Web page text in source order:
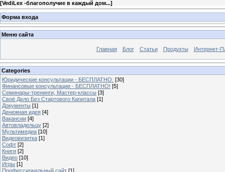
[VediLex -благополучие в каждый дом...]
Форма входа
Меню сайта
Главная Блог Статьи Продукты Интернет-
Categories
Юридические консультации - БЕСПЛАТНО: [30]
Финансовые консультации - БЕСПЛАТНО! [5]
Семинары-тренинги, Мастер-классы [3]
Своё Дело Без Стартового Капитала [1]
Документы [1]
Денежная идея [4]
Вакансии [4]
Автовладельцу [2]
Мультимедиа [10]
Видеовизитка [1]
Софт [2]
Книги [2]
Видео [10]
Игры [1]
Профессиональный сайт [1]